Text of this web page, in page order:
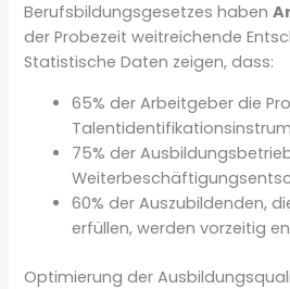
Berufsbildungsgesetzes haben
der Probezeit weitreichende
Statistische Daten zeigen, dass:
65% der Arbeitgeber die
75% der
60% der Auszubildenden,
erfüllen, werden vorzeitig
Optimierung der